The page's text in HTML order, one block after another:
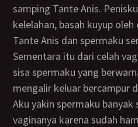
samping Tante Anis.
kelelahan, basah kuyup
Tante Anis dan spermaku
Sementara itu dari celah vagina Tante Anis lelehan
sisa spermaku yang
mengalir keluar bercampur
Aku yakin spermaku
vaginanya karena sudah